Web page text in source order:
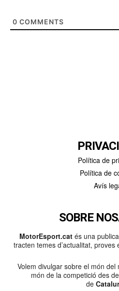
0 COMMENTS
Política de
Política de
Avís
SOBRE
MotorEsport.cat és una
tracten temes d’actualitat, proves
Volem divulgar sobre el món del
món de la competició des
de